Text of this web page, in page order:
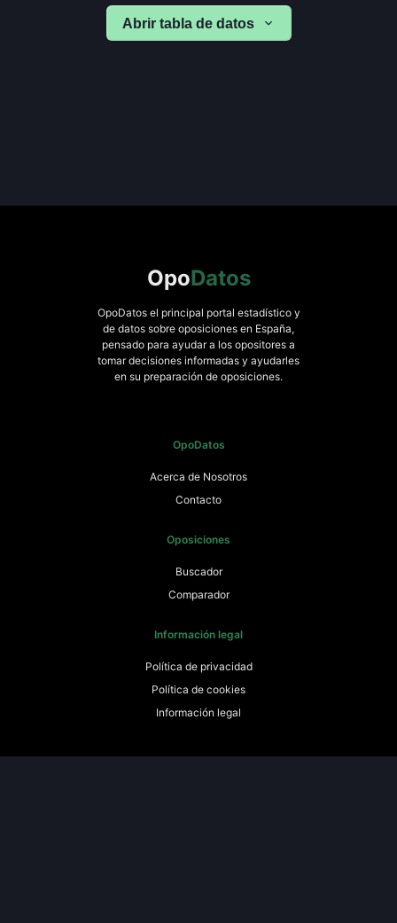
Abrir tabla de datos
OpoDatos
OpoDatos el principal portal estadístico y
de datos sobre oposiciones en España,
pensado para ayudar a los opositores a
tomar decisiones informadas y ayudarles
en su preparación de oposiciones.
OpoDatos
Acerca de Nosotros
Contacto
Oposiciones
Buscador
Comparador
Información legal
Política de privacidad
Política de cookies
Información legal